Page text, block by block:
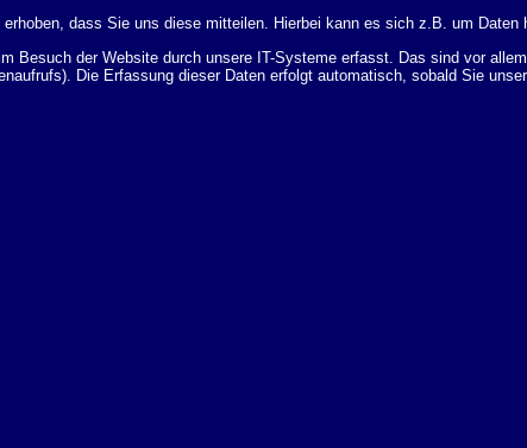
erhoben, dass Sie uns diese mitteilen. Hierbei kann es sich z.B. um
Besuch der Website durch unsere IT-Systeme erfasst. Das sind vor
Die Erfassung dieser Daten erfolgt automatisch, sobald Sie